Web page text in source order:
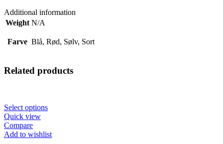
Additional information
Weight N/A
Farve Blå, Rød, Sølv, Sort
Related products
Select options
Quick view
Compare
Add to wishlist